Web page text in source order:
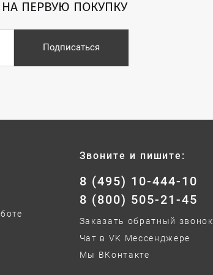
НА ПЕРВУЮ ПОКУПКУ
Подписаться
Звоните и пишите:
8 (495) 10-444-10
8 (800) 505-21-45
Заказать обратный звонок
Чат в VK Мессенджере
Мы ВКонтакте